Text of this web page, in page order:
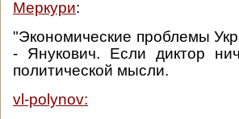
Меркури:
"Экономические проблемы
- Янукович. Если диктор
политической мысли.
vl-polynov: